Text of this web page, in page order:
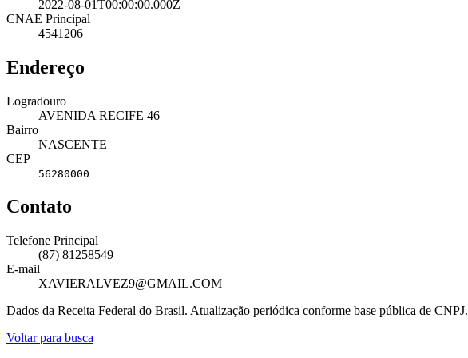
2022-08-01T00:00:00.000Z
CNAE Principal
4541206
Endereço
Logradouro
AVENIDA RECIFE 46
Bairro
NASCENTE
CEP
56280000
Contato
Telefone Principal
(87) 81258549
E-mail
XAVIERALVEZ9@GMAIL.COM
Dados da Receita Federal do Brasil. Atualização periódica conforme base pública de CNPJ.
Voltar para busca